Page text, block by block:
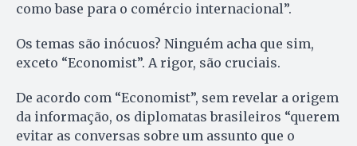
como base para o comércio internacional”.
Os temas são inócuos? Ninguém acha que sim,
exceto “Economist”. A rigor, são cruciais.
De acordo com “Economist”, sem revelar a origem
da informação, os diplomatas brasileiros “querem
evitar as conversas sobre um assunto que o